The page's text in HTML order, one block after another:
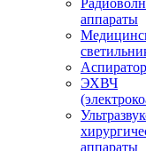
аппараты
ЭХВЧ
аппараты